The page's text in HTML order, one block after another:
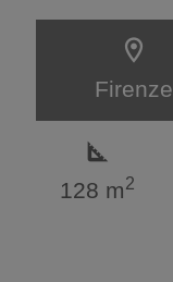
location_on
Firenze
square_foot
128 m2